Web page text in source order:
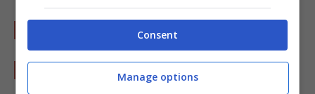
Affettate i totani ripieni e serviteli assieme
Consent
Manage options